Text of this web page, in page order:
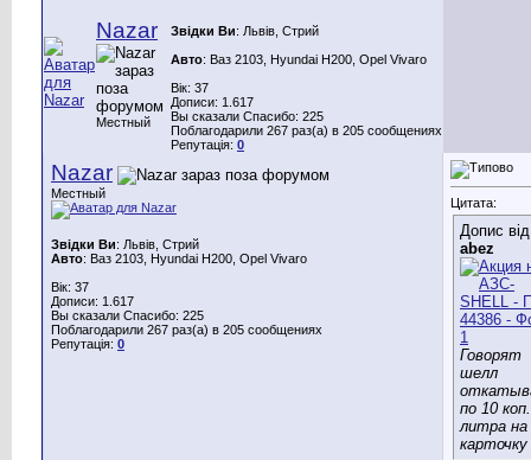
Nazar
Местный
Звідки Ви: Львів, Стрий
Авто: Ваз 2103, Hyundai H200, Opel Vivaro
Вік: 37
Дописи: 1.617
Вы сказали Спасибо: 225
Поблагодарили 267 раз(а) в 205 сообщениях
Репутація: 0
Nazar
Местный
Звідки Ви: Львів, Стрий
Авто: Ваз 2103, Hyundai H200, Opel Vivaro
Вік: 37
Дописи: 1.617
Вы сказали Спасибо: 225
Поблагодарили 267 раз(а) в 205 сообщениях
Репутація: 0
Цитата:
Допис від
abez
Говорят
шелл
по 10
литра на
карточку